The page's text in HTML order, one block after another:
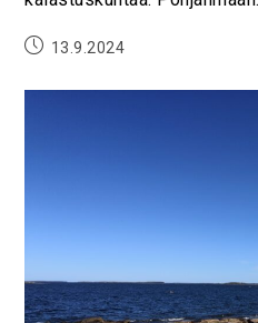
13.9.2024